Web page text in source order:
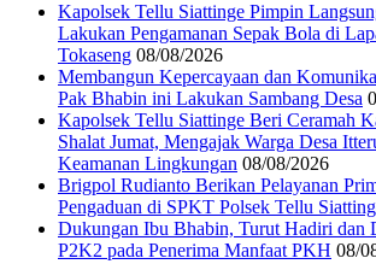
Kapolsek Tellu Siattinge Pimpin
Lakukan Pengamanan Sepak Bola di
Tokaseng 08/08/2026
Membangun Kepercayaan dan
Pak Bhabin ini Lakukan Sambang Desa
Kapolsek Tellu Siattinge Beri Ceramah
Shalat Jumat, Mengajak Warga Desa
Keamanan Lingkungan 08/08/2026
Brigpol Rudianto Berikan Pelayanan
Pengaduan di SPKT Polsek Tellu
Dukungan Ibu Bhabin, Turut Hadiri dan
P2K2 pada Penerima Manfaat PKH 08/